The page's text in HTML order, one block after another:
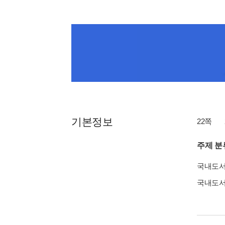
기본정보 22쪽
주제 분
국내도
국내도